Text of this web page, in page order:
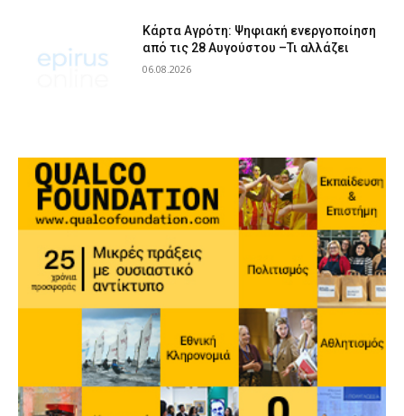
Κάρτα Αγρότη: Ψηφιακή ενεργοποίηση
από τις 28 Αυγούστου –Τι αλλάζει
06.08.2026